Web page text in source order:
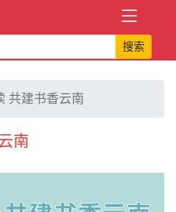
搜索
共建书香云南
南